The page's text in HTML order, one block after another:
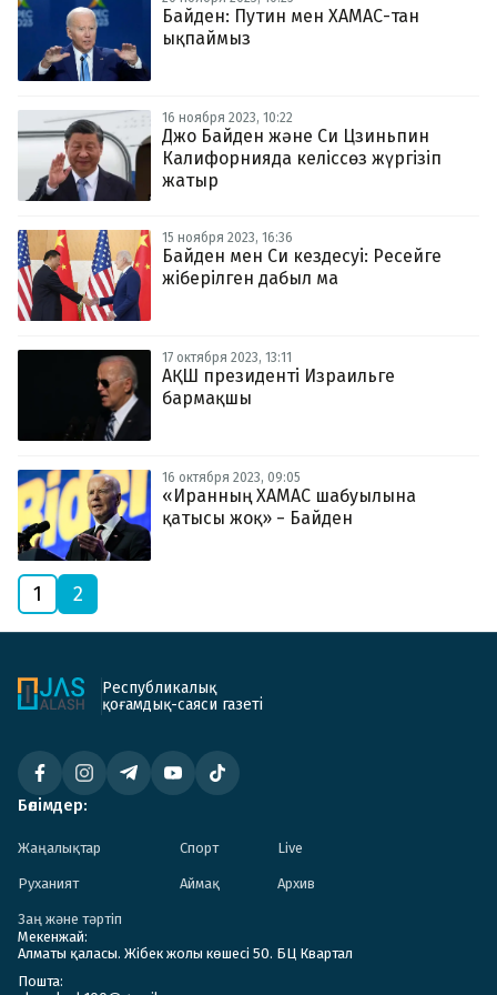
Байден: Путин мен ХАМАС-тан
ықпаймыз
16 ноября 2023, 10:22
Джо Байден және Си Цзиньпин
Калифорнияда келіссөз жүргізіп
жатыр
15 ноября 2023, 16:36
Байден мен Си кездесуі: Ресейге
жіберілген дабыл ма
17 октября 2023, 13:11
АҚШ президенті Израильге
бармақшы
16 октября 2023, 09:05
«Иранның ХАМАС шабуылына
қатысы жоқ» − Байден
1 2
Республикалық
қоғамдық-саяси газеті
Бөлімдер:
Жаңалықтар Спорт Live
Руханият Аймақ Архив
Заң және тәртіп
Мекенжай:
Алматы қаласы. Жібек жолы көшесі 50. БЦ Квартал
Пошта: